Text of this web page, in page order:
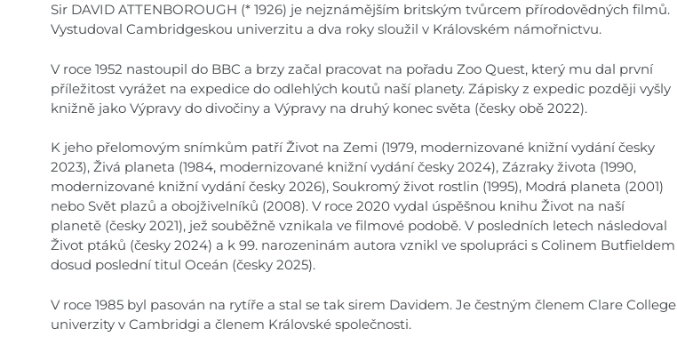
Sir DAVID ATTENBOROUGH (* 1926) je nejznámějším britským tvůrcem přírodovědných filmů.
Vystudoval Cambridgeskou univerzitu a dva roky sloužil v Královském námořnictvu.
V roce 1952 nastoupil do BBC a brzy začal pracovat na pořadu Zoo Quest, který mu dal první
příležitost vyrážet na expedice do odlehlých koutů naší planety. Zápisky z expedic později vyšly
knižně jako Výpravy do divočiny a Výpravy na druhý konec světa (česky obě 2022).
K jeho přelomovým snímkům patří Život na Zemi (1979, modernizované knižní vydání česky
2023), Živá planeta (1984, modernizované knižní vydání česky 2024), Zázraky života (1990,
modernizované knižní vydání česky 2026), Soukromý život rostlin (1995), Modrá planeta (2001)
nebo Svět plazů a obojživelníků (2008). V roce 2020 vydal úspěšnou knihu Život na naší
planetě (česky 2021), jež souběžně vznikala ve filmové podobě. V posledních letech následoval
Život ptáků (česky 2024) a k 99. narozeninám autora vznikl ve spolupráci s Colinem Butfieldem
dosud poslední titul Oceán (česky 2025).
V roce 1985 byl pasován na rytíře a stal se tak sirem Davidem. Je čestným členem Clare College
univerzity v Cambridgi a členem Královské společnosti.